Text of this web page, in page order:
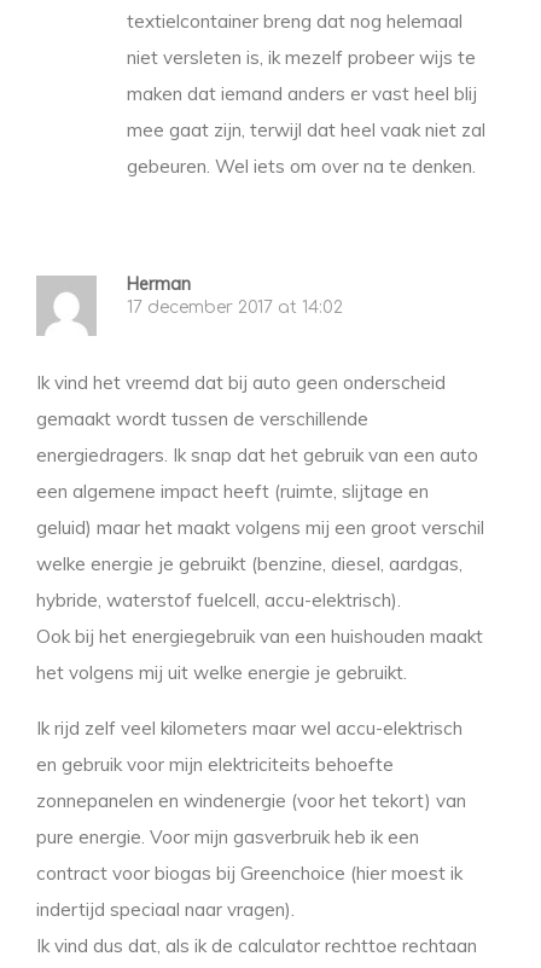
textielcontainer breng dat nog helemaal
niet versleten is, ik mezelf probeer wijs te
maken dat iemand anders er vast heel blij
mee gaat zijn, terwijl dat heel vaak niet zal
gebeuren. Wel iets om over na te denken.
Herman
17 december 2017 at 14:02
Ik vind het vreemd dat bij auto geen onderscheid
gemaakt wordt tussen de verschillende
energiedragers. Ik snap dat het gebruik van een auto
een algemene impact heeft (ruimte, slijtage en
geluid) maar het maakt volgens mij een groot verschil
welke energie je gebruikt (benzine, diesel, aardgas,
hybride, waterstof fuelcell, accu-elektrisch).
Ook bij het energiegebruik van een huishouden maakt
het volgens mij uit welke energie je gebruikt.
Ik rijd zelf veel kilometers maar wel accu-elektrisch
en gebruik voor mijn elektriciteits behoefte
zonnepanelen en windenergie (voor het tekort) van
pure energie. Voor mijn gasverbruik heb ik een
contract voor biogas bij Greenchoice (hier moest ik
indertijd speciaal naar vragen).
Ik vind dus dat, als ik de calculator rechttoe rechtaan